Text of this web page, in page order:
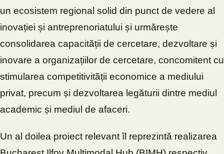
un ecosistem regional solid din punct de vedere al
inovației și antreprenoriatului și urmărește
consolidarea capacității de cercetare, dezvoltare și
inovare a organizațiilor de cercetare, concomitent cu
stimularea competitivității economice a mediului
privat, precum și dezvoltarea legăturii dintre mediul
academic și mediul de afaceri.
Un al doilea proiect relevant îl reprezintă realizarea